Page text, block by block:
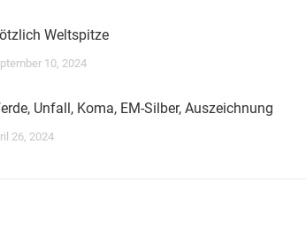
Weltspitze
10, 2024
Unfall, Koma, EM-Silber, Auszeichnung
26, 2024